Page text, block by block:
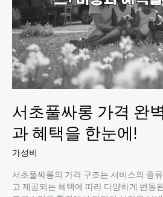
서초풀싸롱 가격 완
과 혜택을 한눈에!
가성비
서초풀싸롱의 가격 구조는 서비스의 종
고 제공되는 혜택에 따라 다양하게 변동